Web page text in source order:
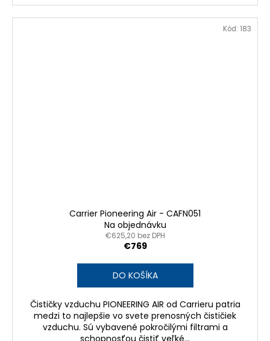
Carrier Pioneering Air - CAFN051
Na objednávku
€625,20 bez DPH
€769
DO KOŠÍKA
Čističky vzduchu PIONEERING AIR od Carrieru patria
medzi to najlepšie vo svete prenosných čističiek
vzduchu. Sú vybavené pokročilými filtrami a
schopnosťou čistiť veľké...
Kód: 183